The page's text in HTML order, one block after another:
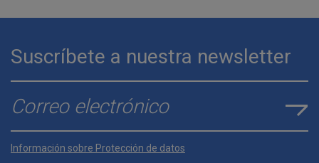
Suscríbete a nuestra newsletter
E-mail*
Información sobre Protección de datos